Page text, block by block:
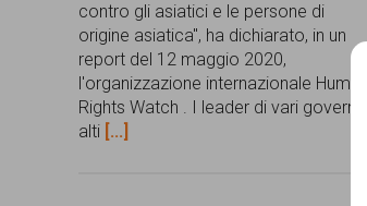
collaborazione
con
persone,
associazioni
contro gli asiatici e le persone di
origine asiatica", ha dichiarato, in un
report del 12 maggio 2020,
l'organizzazione internazionale Human
Rights Watch . I leader di vari governi e
alti [...]